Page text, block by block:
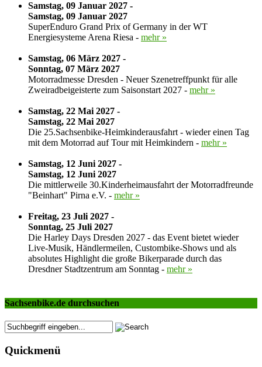
Samstag, 09 Januar 2027 -
Samstag, 09 Januar 2027
SuperEnduro Grand Prix of Germany in der WT
Energiesysteme Arena Riesa - mehr »
Samstag, 06 März 2027 -
Sonntag, 07 März 2027
Motorradmesse Dresden - Neuer Szenetreffpunkt für alle
Zweiradbeigeisterte zum Saisonstart 2027 - mehr »
Samstag, 22 Mai 2027 -
Samstag, 22 Mai 2027
Die 25.Sachsenbike-Heimkinderausfahrt - wieder einen Tag
mit dem Motorrad auf Tour mit Heimkindern - mehr »
Samstag, 12 Juni 2027 -
Samstag, 12 Juni 2027
Die mittlerweile 30.Kinderheimausfahrt der Motorradfreunde
"Beinhart" Pirna e.V. - mehr »
Freitag, 23 Juli 2027 -
Sonntag, 25 Juli 2027
Die Harley Days Dresden 2027 - das Event bietet wieder
Live-Musik, Händlermeilen, Custombike-Shows und als
absolutes Highlight die große Bikerparade durch das
Dresdner Stadtzentrum am Sonntag - mehr »
Sachsenbike.de durchsuchen
Quickmenü